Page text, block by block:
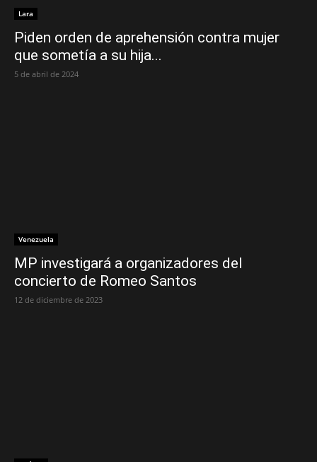
Lara
Piden orden de aprehensión contra mujer
que sometía a su hija...
5 de abril de 2024
Venezuela
MP investigará a organizadores del
concierto de Romeo Santos
12 de diciembre de 2023